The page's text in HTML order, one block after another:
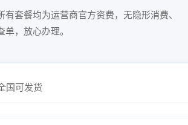
套餐均为运营商官方资费，无隐形消费、
，放心办理。
国可发货